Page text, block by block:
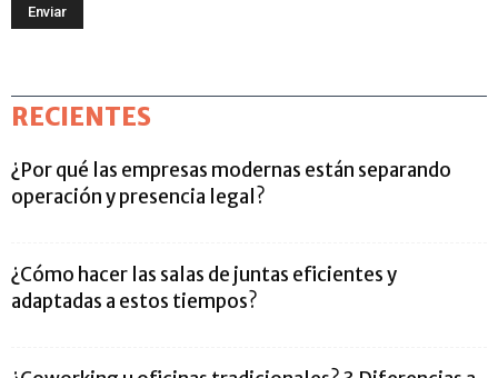
RECIENTES
¿Por qué las empresas modernas están separando
operación y presencia legal?
¿Cómo hacer las salas de juntas eficientes y
adaptadas a estos tiempos?